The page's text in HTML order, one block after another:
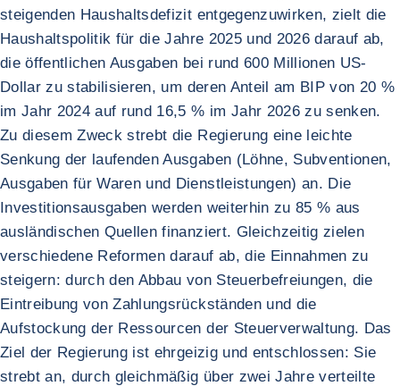
steigenden Haushaltsdefizit entgegenzuwirken, zielt die
Haushaltspolitik für die Jahre 2025 und 2026 darauf ab,
die öffentlichen Ausgaben bei rund 600 Millionen US-
Dollar zu stabilisieren, um deren Anteil am BIP von 20 %
im Jahr 2024 auf rund 16,5 % im Jahr 2026 zu senken.
Zu diesem Zweck strebt die Regierung eine leichte
Senkung der laufenden Ausgaben (Löhne, Subventionen,
Ausgaben für Waren und Dienstleistungen) an. Die
Investitionsausgaben werden weiterhin zu 85 % aus
ausländischen Quellen finanziert. Gleichzeitig zielen
verschiedene Reformen darauf ab, die Einnahmen zu
steigern: durch den Abbau von Steuerbefreiungen, die
Eintreibung von Zahlungsrückständen und die
Aufstockung der Ressourcen der Steuerverwaltung. Das
Ziel der Regierung ist ehrgeizig und entschlossen: Sie
strebt an, durch gleichmäßig über zwei Jahre verteilte